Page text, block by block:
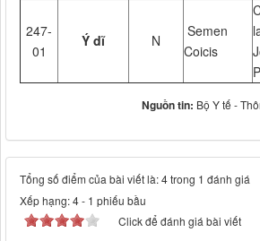
247-
01
Ý dĩ N
Semen
Coicis
Nguồn tin: Bộ Y tế -
Tổng số điểm của bài viết là: 4 trong 1 đánh giá
Xếp hạng:4- 1 phiếu bầu
Click để đánh giá bài viết